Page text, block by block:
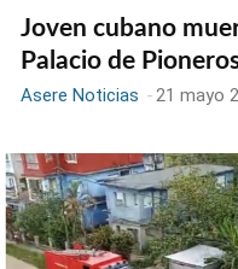
Joven cubano
Palacio de
Asere Noticias -21 mayo